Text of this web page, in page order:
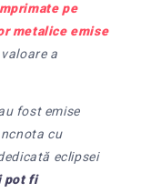
pe
metalice emise
a
fost emise
cu
eclipsei
pot fi